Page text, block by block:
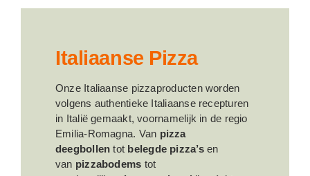
Italiaanse Pizza
Onze Italiaanse pizzaproducten worden
volgens authentieke Italiaanse recepturen
in Italië gemaakt, voornamelijk in de regio
Emilia-Romagna. Van pizza
deegbollen tot belegde pizza’s en
van pizzabodems tot